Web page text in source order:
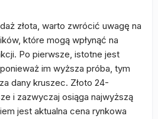
złota, warto zwrócić uwagę na
które mogą wpłynąć na
Po pierwsze, istotne jest
im wyższa próba, tym
dany kruszec. Złoto 24-
i zazwyczaj osiąga najwyższą
jest aktualna cena rynkowa